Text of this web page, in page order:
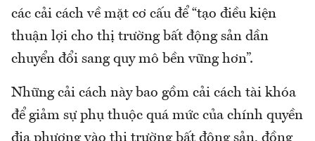
các cải cách về mặt cơ cấu để “tạo điều kiện
thuận lợi cho thị trường bất động sản dần
chuyển đổi sang quy mô bền vững hơn”.
Những cải cách này bao gồm cải cách tài khóa
để giảm sự phụ thuộc quá mức của chính quyền